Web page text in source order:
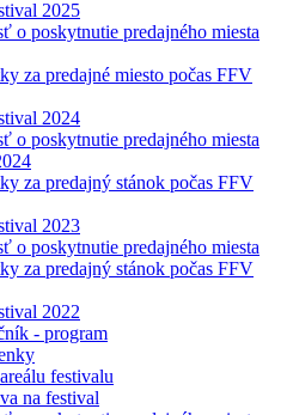
2025
o poskytnutie predajného miesta
za predajné miesto počas FFV
2024
o poskytnutie predajného miesta
za predajný stánok počas FFV
2023
o poskytnutie predajného miesta
za predajný stánok počas FFV
2022
- program
festivalu
na festival